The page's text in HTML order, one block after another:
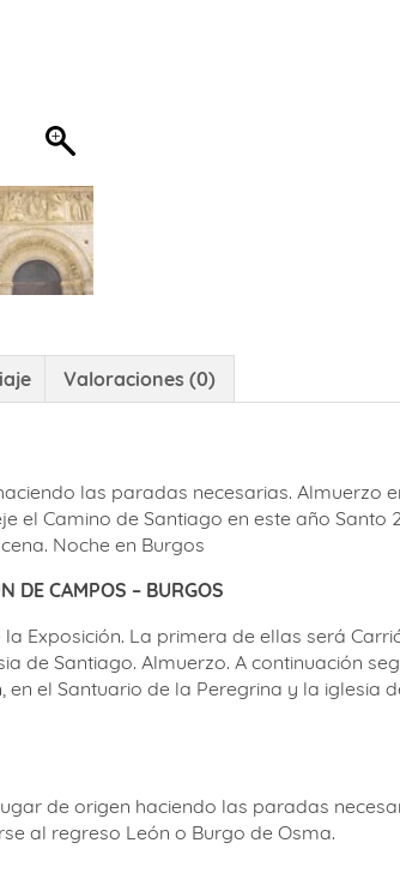
Valoraciones (0)
las paradas necesarias. Almuerzo
el Camino de Santiago en este año
Noche en Burgos
DE CAMPOS – BURGOS
Exposición. La primera de ellas será
de Santiago. Almuerzo. A continuación
el Santuario de la Peregrina y la iglesia
de origen haciendo las paradas
al regreso León o Burgo de Osma.